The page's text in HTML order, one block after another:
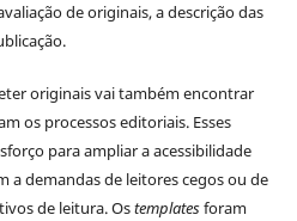
de originais, a descrição das
originais vai também encontrar
os processos editoriais. Esses
para ampliar a acessibilidade
a demandas de leitores cegos ou de
de leitura. Ostemplatesforam